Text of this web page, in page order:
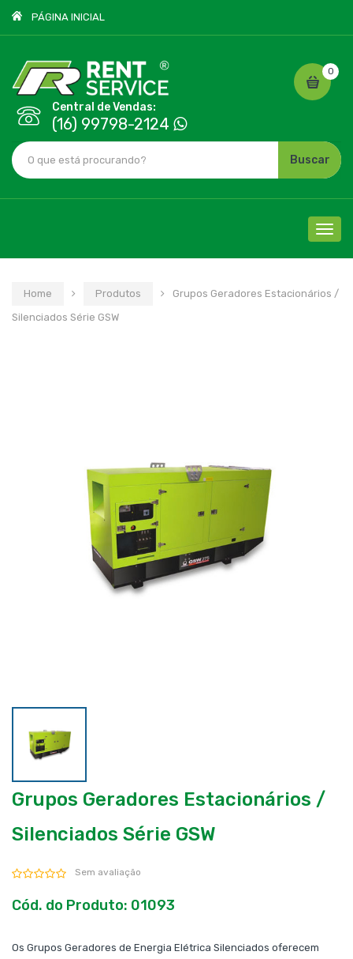
PÁGINA INICIAL
Central de Vendas:
(16) 99798-2124
0
Buscar
Home
Produtos
Grupos Geradores Estacionários /
Silenciados Série GSW
Grupos Geradores Estacionários /
Silenciados Série GSW
Sem avaliação
Cód. do Produto: 01093
Os Grupos Geradores de Energia Elétrica Silenciados oferecem